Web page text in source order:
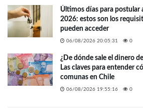
Últimos días para postular
2026: estos son los
pueden acceder
06/08/2026 20:05:31 0
¿De dónde sale el dinero
Las claves para entender
comunas en Chile
06/08/2026 19:55:16 0